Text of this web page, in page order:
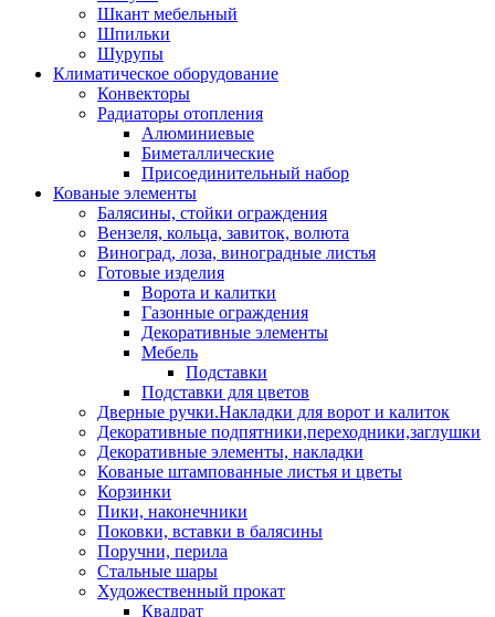
Шкант мебельный
Шпильки
Шурупы
Климатическое оборудование
Конвекторы
Радиаторы отопления
Алюминиевые
Биметаллические
Присоединительный набор
Кованые элементы
Балясины, стойки ограждения
Вензеля, кольца, завиток, волюта
Виноград, лоза, виноградные листья
Готовые изделия
Ворота и калитки
Газонные ограждения
Декоративные элементы
Мебель
Подставки
Подставки для цветов
Дверные ручки.Накладки для ворот и калиток
Декоративные подпятники,переходники,заглушки
Декоративные элементы, накладки
Кованые штампованные листья и цветы
Корзинки
Пики, наконечники
Поковки, вставки в балясины
Поручни, перила
Стальные шары
Художественный прокат
Квадрат